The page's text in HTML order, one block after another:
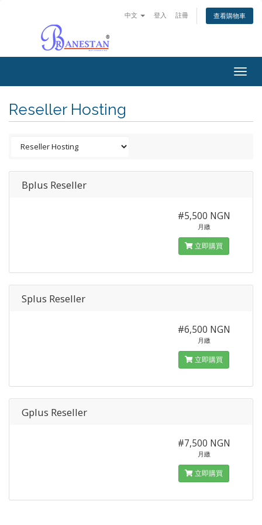
中文 登入 註冊 查看購物車
Reseller Hosting
Bplus Reseller
#5,500 NGN
月繳
立即購買
Splus Reseller
#6,500 NGN
月繳
立即購買
Gplus Reseller
#7,500 NGN
月繳
立即購買